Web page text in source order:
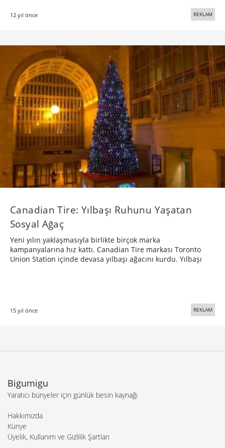
12 yıl önce REKLAM
Canadian Tire: Yılbaşı Ruhunu Yaşatan
Sosyal Ağaç
Yeni yılın yaklaşmasıyla birlikte birçok marka
kampanyalarına hız kattı. Canadian Tire markası Toronto
Union Station içinde devasa yılbaşı ağacını kurdu. Yılbaşı
15 yıl önce REKLAM
Bigumigu
Yaratıcı bünyeler için günlük besin kaynağı
Hakkımızda
Künye
Üyelik, Kullanım ve Gizlilik Şartları